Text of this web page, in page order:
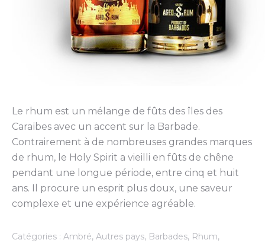
Le rhum est un mélange de fûts des îles des
Caraïbes avec un accent sur la Barbade.
Contrairement à de nombreuses grandes marques
de rhum, le Holy Spirit a vieilli en fûts de chêne
pendant une longue période, entre cinq et huit
ans. Il procure un esprit plus doux, une saveur
complexe et une expérience agréable.
Catégories : Ambré, Autres pays, Barbades, Rhum,